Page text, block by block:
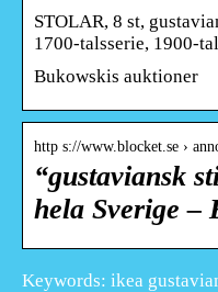
STOLAR, 8 st,
1700-talsserie, 1900-
Bukowskis auktioner
http s://www.blocket.se ›
“gustaviansk
hela Sverige –
Keywords: ikea